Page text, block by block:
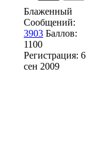
Блаженный
Сообщений:
3903 Баллов:
1100
Регистрация: 6
сен 2009